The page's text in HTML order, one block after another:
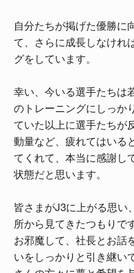
自分たちが掲げた優勝に
て、さらに成長しなけれ
グをしています。
幸い、今いる選手たちは
のトレーニングにしっか
ていた以上に選手たちが
動量など、疲れてはいる
てくれて、本当に感謝し
状態だと思います。
皆さまがJ3に上がる思い
所から見てきたつもりで
お邪魔して、社長とお話
いをしっかりと引き継い